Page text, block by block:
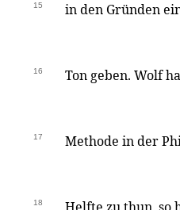
15 in den Gründen
16 Ton geben. Wolf
17 Methode in der
18